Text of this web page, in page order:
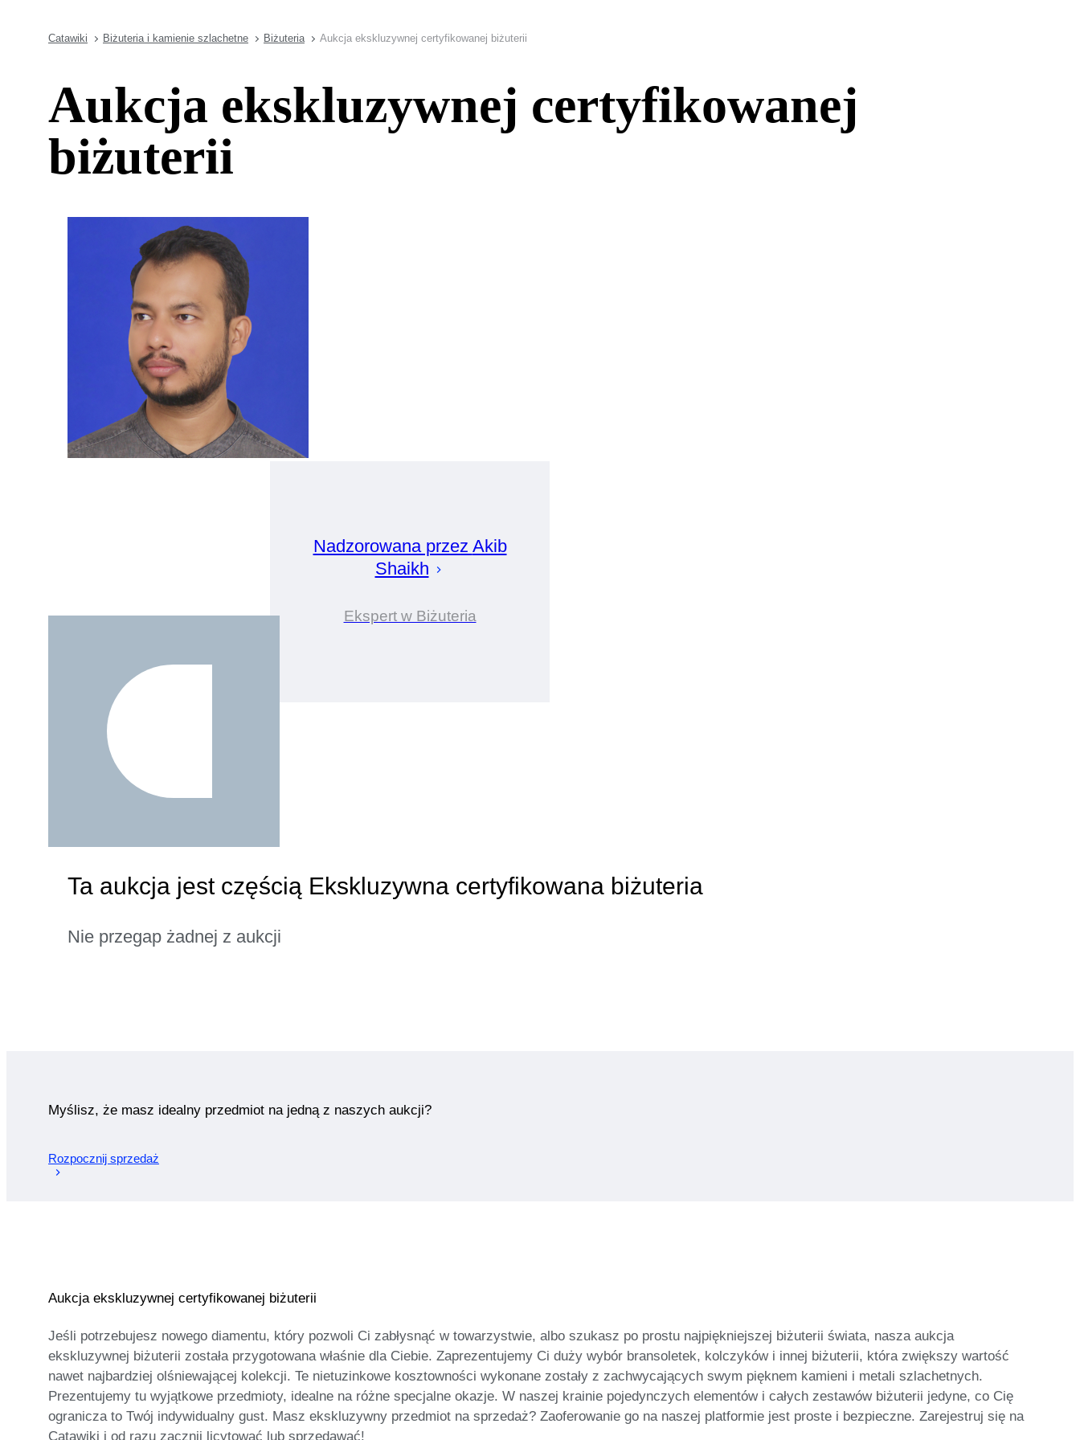
Catawiki Biżuteria i kamienie szlachetne Biżuteria Aukcja ekskluzywnej certyfikowanej biżuterii
Aukcja ekskluzywnej certyfikowanej
biżuterii
Nadzorowana przez Akib
Shaikh
Ekspert w Biżuteria
Ta aukcja jest częścią Ekskluzywna certyfikowana biżuteria
Nie przegap żadnej z aukcji
Myślisz, że masz idealny przedmiot na jedną z naszych aukcji?
Rozpocznij sprzedaż
Aukcja ekskluzywnej certyfikowanej biżuterii
Jeśli potrzebujesz nowego diamentu, który pozwoli Ci zabłysnąć w towarzystwie, albo szukasz po prostu najpiękniejszej biżuterii świata, nasza aukcja
ekskluzywnej biżuterii została przygotowana właśnie dla Ciebie. Zaprezentujemy Ci duży wybór bransoletek, kolczyków i innej biżuterii, która zwiększy wartość
nawet najbardziej olśniewającej kolekcji. Te nietuzinkowe kosztowności wykonane zostały z zachwycających swym pięknem kamieni i metali szlachetnych.
Prezentujemy tu wyjątkowe przedmioty, idealne na różne specjalne okazje. W naszej krainie pojedynczych elementów i całych zestawów biżuterii jedyne, co Cię
ogranicza to Twój indywidualny gust. Masz ekskluzywny przedmiot na sprzedaż? Zaoferowanie go na naszej platformie jest proste i bezpieczne. Zarejestruj się na
Catawiki i od razu zacznij licytować lub sprzedawać!